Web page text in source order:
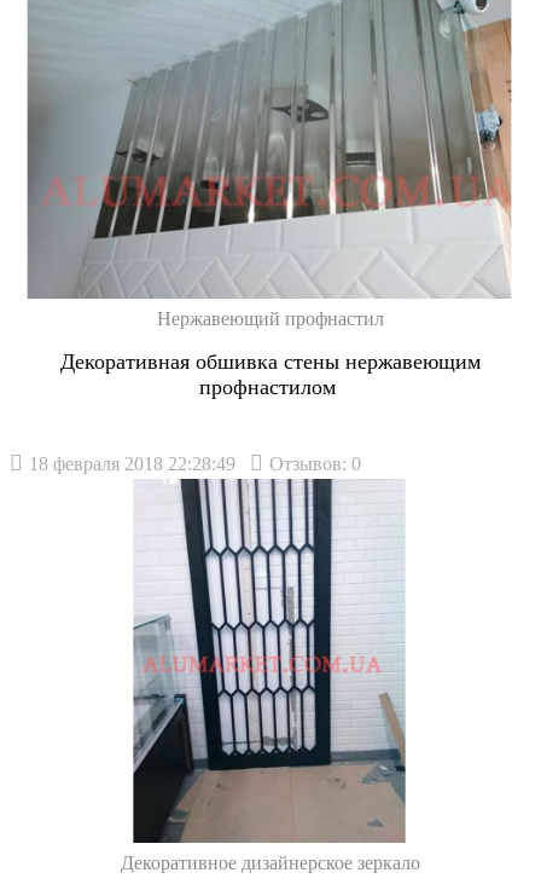
Нержавеющий профнастил
Декоративная обшивка стены нержавеющим
профнастилом
18 февраля 2018 22:28:49 Отзывов: 0
Декоративное дизайнерское зеркало